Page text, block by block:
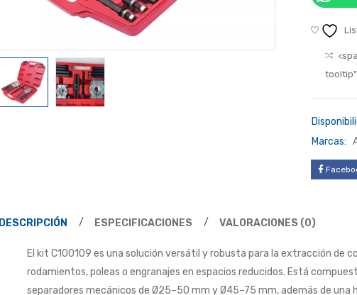
Marcas:
DESCRIPCIÓN ESPECIFICACIONES VALORACIONES (0)
El kit C100109 es una solución versátil y robusta para la extracción de
rodamientos, poleas o engranajes en espacios reducidos. Está
separadores mecánicos de Ø25–50 mm y Ø45–75 mm, además de una